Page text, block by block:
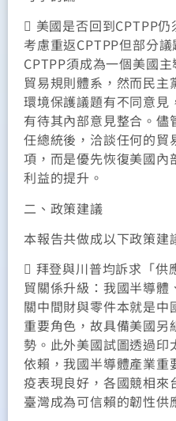
 美國是否回到CPTPP
考慮重返CPTPP但部分
CPTPP須成為一個美國
貿易規則體系，然而民主
環境保護議題有不同意見
有待其內部意見整合。
任總統後，洽談任何的貿
項，而是優先恢復美國內
利益的提升。
二、政策建議
本報告共做成以下政策建
 拜登與川普均訴求「供
貿關係升級：我國半導
關中間財與零件本就是
重要角色，故具備美國
勢。此外美國試圖透過
依賴，我國半導體產業
疫表現良好，各國競相來
臺灣成為可信賴的韌性供